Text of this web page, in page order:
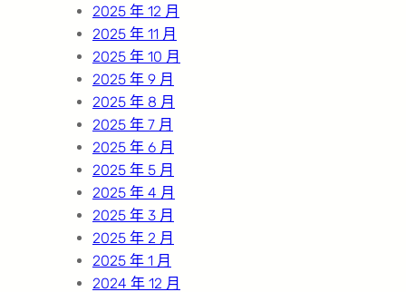
2025 年 12 月
2025 年 11 月
2025 年 10 月
2025 年 9 月
2025 年 8 月
2025 年 7 月
2025 年 6 月
2025 年 5 月
2025 年 4 月
2025 年 3 月
2025 年 2 月
2025 年 1 月
2024 年 12 月